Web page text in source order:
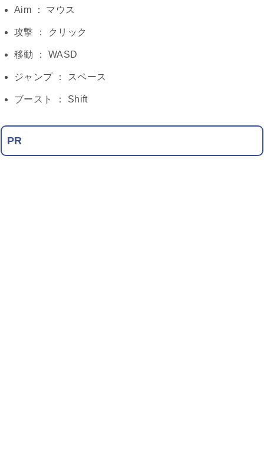
Aim ： マウス
攻撃 ： クリック
移動 ： WASD
ジャンプ ： スペース
ブースト ： Shift
PR